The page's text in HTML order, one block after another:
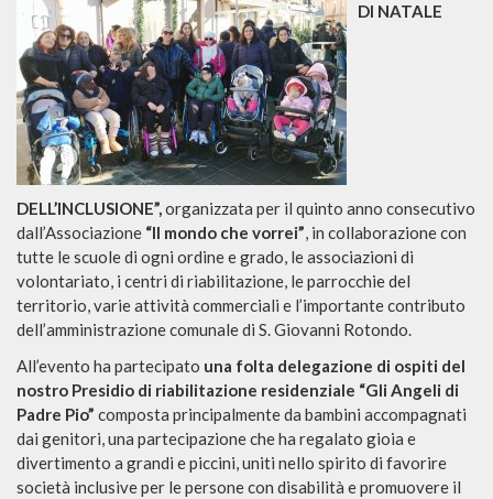
DI NATALE
DELL’INCLUSIONE”,organizzata per il quinto anno consecutivo
dall’Associazione “Il mondo che vorrei”, in collaborazione con
tutte le scuole di ogni ordine e grado, le associazioni di
volontariato, i centri di riabilitazione, le parrocchie del
territorio, varie attività commerciali e l’importante contributo
dell’amministrazione comunale di S. Giovanni Rotondo.
All’evento ha partecipato una folta delegazione di ospiti del
nostro Presidio di riabilitazione residenziale “Gli Angeli di
Padre Pio” composta principalmente da bambini accompagnati
dai genitori, una partecipazione che ha regalato gioia e
divertimento a grandi e piccini, uniti nello spirito di favorire
società inclusive per le persone con disabilità e promuovere il